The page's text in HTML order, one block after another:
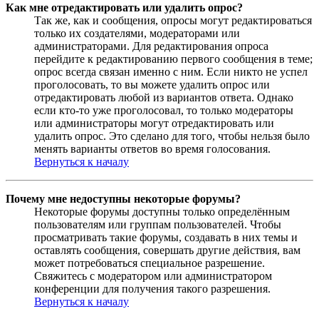
Как мне отредактировать или удалить опрос?
Так же, как и сообщения, опросы могут редактироваться
только их создателями, модераторами или
администраторами. Для редактирования опроса
перейдите к редактированию первого сообщения в теме;
опрос всегда связан именно с ним. Если никто не успел
проголосовать, то вы можете удалить опрос или
отредактировать любой из вариантов ответа. Однако
если кто-то уже проголосовал, то только модераторы
или администраторы могут отредактировать или
удалить опрос. Это сделано для того, чтобы нельзя было
менять варианты ответов во время голосования.
Вернуться к началу
Почему мне недоступны некоторые форумы?
Некоторые форумы доступны только определённым
пользователям или группам пользователей. Чтобы
просматривать такие форумы, создавать в них темы и
оставлять сообщения, совершать другие действия, вам
может потребоваться специальное разрешение.
Свяжитесь с модератором или администратором
конференции для получения такого разрешения.
Вернуться к началу